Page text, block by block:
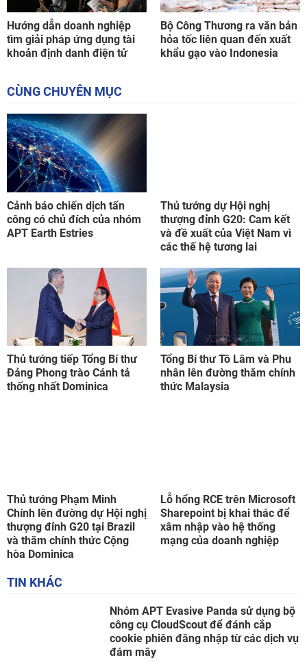
Hướng dẫn doanh nghiệp
tìm giải pháp ứng dụng tài
khoản định danh điện tử
Bộ Công Thương ra văn bản
hỏa tốc liên quan đến xuất
khẩu gạo vào Indonesia
CÙNG CHUYÊN MỤC
Cảnh báo chiến dịch tấn
công có chủ đích của nhóm
APT Earth Estries
Thủ tướng dự Hội nghị
thượng đỉnh G20: Cam kết
và đề xuất của Việt Nam vì
các thế hệ tương lai
Thủ tướng tiếp Tổng Bí thư
Đảng Phong trào Cánh tả
thống nhất Dominica
Tổng Bí thư Tô Lâm và Phu
nhân lên đường thăm chính
thức Malaysia
Thủ tướng Phạm Minh
Chính lên đường dự Hội nghị
thượng đỉnh G20 tại Brazil
và thăm chính thức Cộng
hòa Dominica
Lỗ hổng RCE trên Microsoft
Sharepoint bị khai thác để
xâm nhập vào hệ thống
mạng của doanh nghiệp
TIN KHÁC
Nhóm APT Evasive Panda sử dụng bộ
công cụ CloudScout để đánh cắp
cookie phiên đăng nhập từ các dịch vụ
đám mây